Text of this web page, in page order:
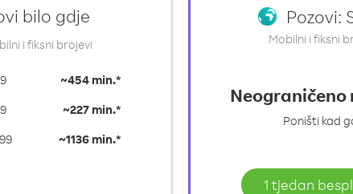
bilo gdje
i fiksni brojevi
~454 min.*
~227 min.*
~1136 min.*
Pozovi:
Mobilni i fiksni
Poništi kad
1 tjedan